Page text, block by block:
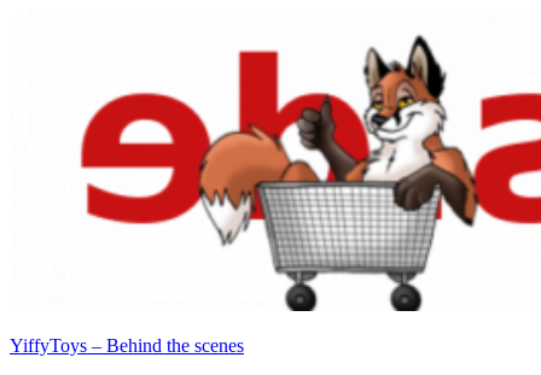
YiffyToys – Behind the scenes